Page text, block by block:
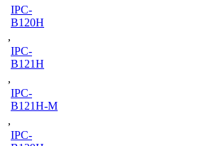
IPC-
B120H
,
IPC-
B121H
,
IPC-
B121H-M
,
IPC-